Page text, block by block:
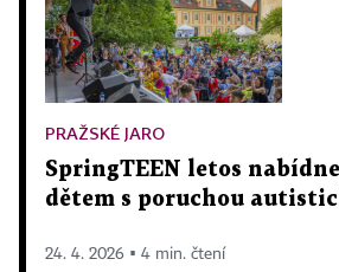
PRAŽSKÉ JARO
SpringTEEN letos
dětem s poruchou
24. 4. 2026 ▪ 4 min. čtení